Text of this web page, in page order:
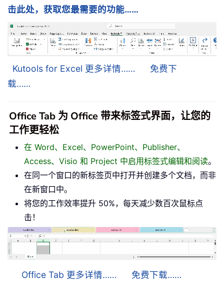
击此处，获取您最需要的功能……
Kutools for Excel 更多详情……
免费下
载……
Office Tab 为 Office 带来标签式界面，让您的
工作更轻松
在 Word、Excel、PowerPoint、Publisher、
Access、Visio 和 Project 中启用标签式编辑和阅读。
在同一个窗口的新标签页中打开并创建多个文档，而非
在新窗口中。
将您的工作效率提升 50%，每天减少数百次鼠标点
击！
Office Tab 更多详情…… 免费下载……